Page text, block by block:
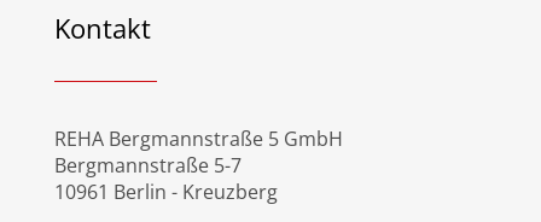
Kontakt
REHA Bergmannstraße 5 GmbH
Bergmannstraße 5-7
10961 Berlin - Kreuzberg